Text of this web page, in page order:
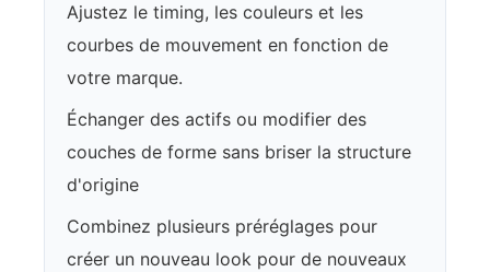
Ajustez le timing, les couleurs et les
courbes de mouvement en fonction de
votre marque.
Échanger des actifs ou modifier des
couches de forme sans briser la structure
d'origine
Combinez plusieurs préréglages pour
créer un nouveau look pour de nouveaux